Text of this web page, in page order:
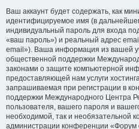
Ваш аккаунт будет содержать, как
идентифицируемое имя (в
индивидуальный пароль для входа
«ваш пароль») и реальный адрес
email»). Ваша информация из вашей
общественной поддержки
законами о защите компьютерной
предоставляющей нам услуги
запрашиваемая при регистрации в
поддержки Международного Центра
пользователя, вашего пароля и
необходимой, так и необязательной
администрации конференции «Форум